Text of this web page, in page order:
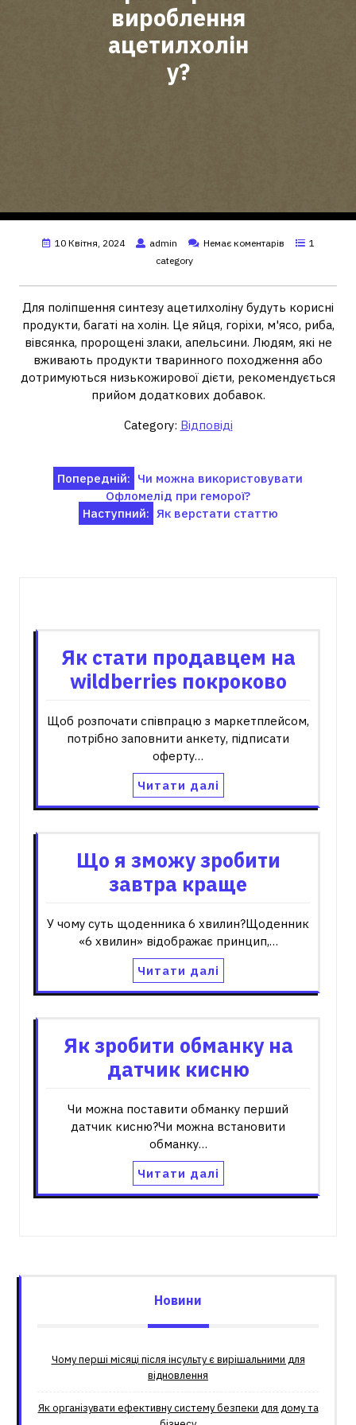
вироблення
ацетилхолін
у?
10 Квітня, 2024 admin Немає коментарів
1
category
Для поліпшення синтезу ацетилхоліну будуть корисні
продукти, багаті на холін. Це яйця, горіхи, м'ясо, риба,
вівсянка, пророщені злаки, апельсини. Людям, які не
вживають продукти тваринного походження або
дотримуються низькожирової дієти, рекомендується
прийом додаткових добавок.
Category: Відповіді
Навігація
записів
Попередній: Чи можна використовувати
Офломелід при геморої?
Наступний: Як верстати статтю
Як стати продавцем на
wildberries покроково
Щоб розпочати співпрацю з маркетплейсом,
потрібно заповнити анкету, підписати
оферту…
Читати далі
Що я зможу зробити
завтра краще
У чому суть щоденника 6 хвилин?Щоденник
«6 хвилин» відображає принцип,…
Читати далі
Як зробити обманку на
датчик кисню
Чи можна поставити обманку перший
датчик кисню?Чи можна встановити
обманку…
Читати далі
Новини
Чому перші місяці після інсульту є вирішальними для
відновлення
Як організувати ефективну систему безпеки для дому та